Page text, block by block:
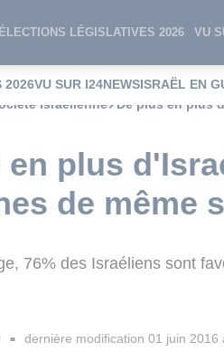
ÉLECTIONS LÉGISLATIVES 2026 VU
2026VU SUR I24NEWSISRAËL EN
Israélienne De plus en plus
en plus
de même
76% des Israéliens sont
■ dernière modification 01 juin 2016